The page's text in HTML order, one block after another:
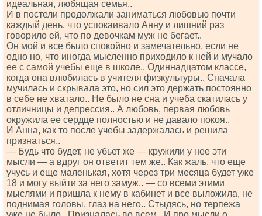
идеальная, любящая семья..
И в постели продолжали заниматься любовью почти
каждый день, что успокаивало Анну и лишний раз
говорило ей, что по девочкам муж не бегает..
Он мой и все было спокойно и замечательно, если не
одно но, что иногда мысленно приходило к ней и мучало
ее с самой учебы еще в школе.. Одиннадцатом классе,
когда она влюбилась в учителя физкультуры.. Сначала
мучилась и скрывала это, но сил это держать постоянно
в себе не хватало.. Не было не сна и учеба скатилась у
отличницы и депрессия.. А любовь, первая любовь
окружила ее сердце полностью и не давало покоя..
И Анна, как то после учебы задержалась и решила
признаться..
— Будь что будет, не убьет же — кружили у нее эти
мысли — а вдруг он ответит тем же.. Как жаль, что еще
учусь и еще маленькая, хотя через три месяца будет уже
18 и могу выйти за него замуж.. — со всеми этими
мыслями и пришла к нему в кабинет и все выложила, не
поднимая головы, глаз на него.. Стыдясь, но терпежа